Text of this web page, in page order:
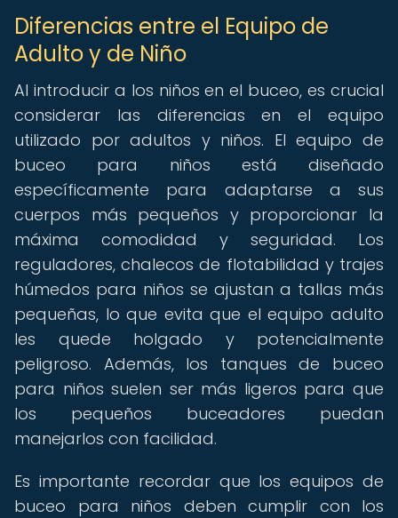
Diferencias entre el Equipo de
Adulto y de Niño
Al introducir a los niños en el buceo, es crucial
considerar las diferencias en el equipo
utilizado por adultos y niños. El equipo de
buceo para niños está diseñado
específicamente para adaptarse a sus
cuerpos más pequeños y proporcionar la
máxima comodidad y seguridad. Los
reguladores, chalecos de flotabilidad y trajes
húmedos para niños se ajustan a tallas más
pequeñas, lo que evita que el equipo adulto
les quede holgado y potencialmente
peligroso. Además, los tanques de buceo
para niños suelen ser más ligeros para que
los pequeños buceadores puedan
manejarlos con facilidad.
Es importante recordar que los equipos de
buceo para niños deben cumplir con los